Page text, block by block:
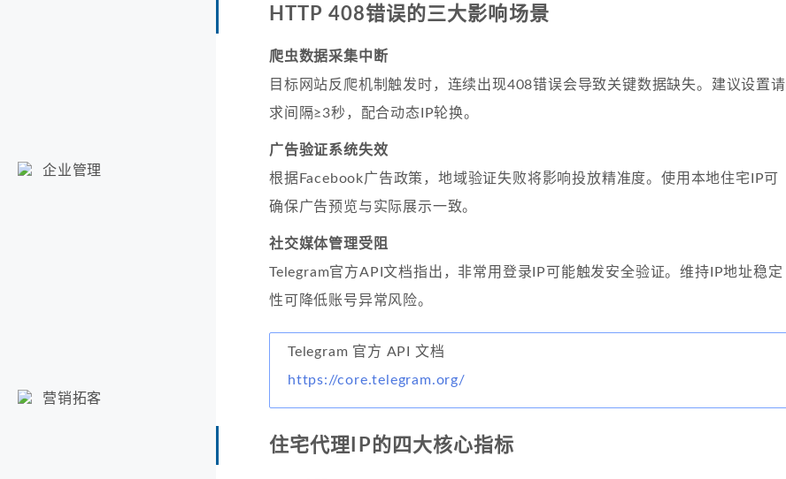
企业管理
营销拓客
HTTP 408错误的三大影响场景
爬虫数据采集中断
目标网站反爬机制触发时，连续出现408错误会导致关键数据缺失。建议设置请
求间隔≥3秒，配合动态IP轮换。
广告验证系统失效
根据Facebook广告政策，地域验证失败将影响投放精准度。使用本地住宅IP可
确保广告预览与实际展示一致。
社交媒体管理受阻
Telegram官方API文档指出，非常用登录IP可能触发安全验证。维持IP地址稳定
性可降低账号异常风险。
Telegram 官方 API 文档
https://core.telegram.org/
住宅代理IP的四大核心指标